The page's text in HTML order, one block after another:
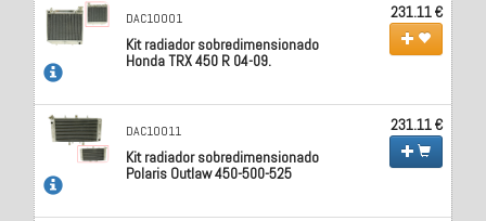
DAC10001
Kit radiador sobredimensionado
Honda TRX 450 R 04-09.
231.11 €
DAC10011
Kit radiador sobredimensionado
Polaris Outlaw 450-500-525
231.11 €